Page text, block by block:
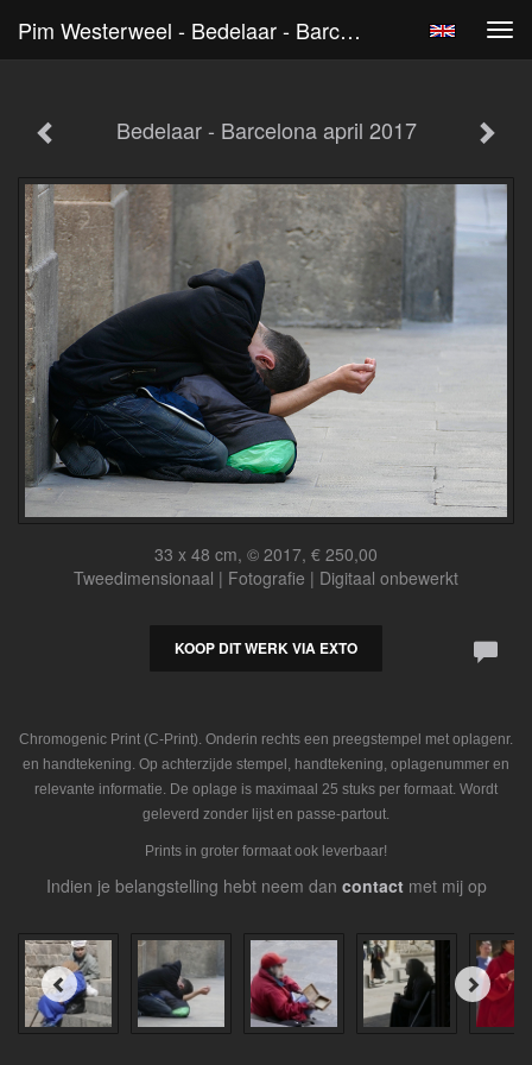
Pim Westerweel - Bedelaar - Barcelona April 2017
Bedelaar - Barcelona april 2017
33 x 48 cm, © 2017, € 250,00
Tweedimensionaal | Fotografie | Digitaal onbewerkt
KOOP DIT WERK VIA EXTO
Chromogenic Print (C-Print). Onderin rechts een preegstempel met oplagenr.
en handtekening. Op achterzijde stempel, handtekening, oplagenummer en
relevante informatie. De oplage is maximaal 25 stuks per formaat. Wordt
geleverd zonder lijst en passe-partout.
Prints in groter formaat ook leverbaar!
Indien je belangstelling hebt neem dan contactmet mij op